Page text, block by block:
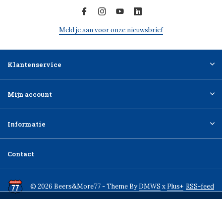
Meld je aan voor onze nieuwsbrief
Klantenservice
Mijn account
Informatie
Contact
© 2026 Beers&More77 - Theme ByDMWS x Plus+ RSS-feed